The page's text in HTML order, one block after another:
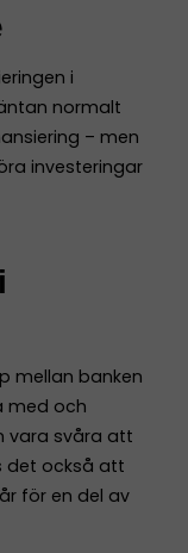
i
normalt
– men
investeringar
mellan banken
med och
vara svåra att
det också att
för en del av